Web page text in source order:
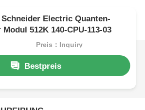
Schneider Electric Quanten-
512K 140-CPU-113-03
Preis：Inquiry
Bestpreis